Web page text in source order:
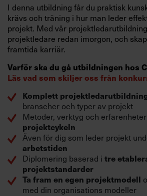
I denna utbildning får du praktisk
krävs och träning i hur man leder
projekt. Med vår
projektledare redan imorgon, och
framtida karriär.
Varför ska du gå utbildningen hos
Läs vad som skiljer oss från
Komplett
branscher och typer av projekt
Metoder, verktyg och erfarenheter
projektcykeln
Även för dig som leder projekt
arbetstiden
Diplomering baserad i tre
projektstandarder
Ta fram en egen projektmodell
med din organisations modeller